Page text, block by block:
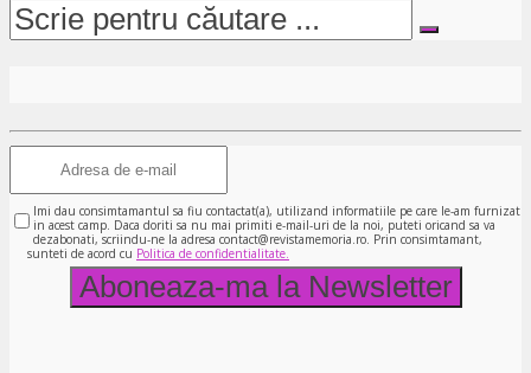
Imi dau consimtamantul sa fiu contactat(a), utilizand informatiile pe care le-am furnizat
in acest camp. Daca doriti sa nu mai primiti e-mail-uri de la noi, puteti oricand sa va
dezabonati, scriindu-ne la adresa contact@revistamemoria.ro. Prin consimtamant,
sunteti de acord cu Politica de confidentialitate.